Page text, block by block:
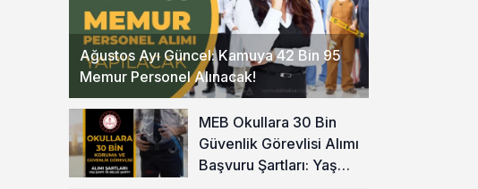
Ağustos Ayı Güncel: Kamuya 42 Bin 95
Memur Personel Alınacak!
MEB Okullara 30 Bin
Güvenlik Görevlisi Alımı
Başvuru Şartları: Yaş